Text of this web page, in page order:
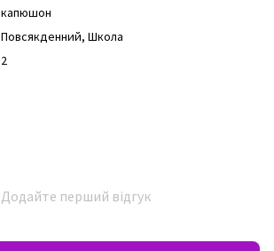
капюшон
Повсякденний, Школа
2
Додайте перший відгук